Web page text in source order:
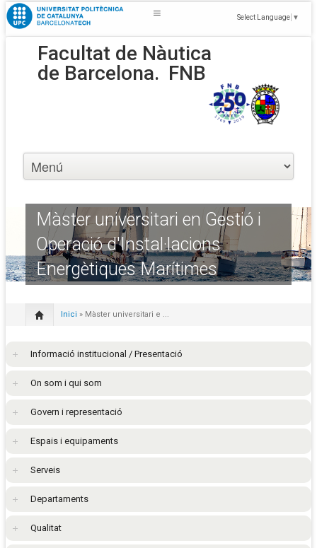
Select Language ▼
Facultat de Nàutica
de Barcelona. FNB
Màster universitari en Gestió i
Operació d'Instal·lacions
Energètiques Marítimes
Inici » Màster universitari e ...
Informació institucional / Presentació
On som i qui som
Govern i representació
Espais i equipaments
Serveis
Departaments
Qualitat